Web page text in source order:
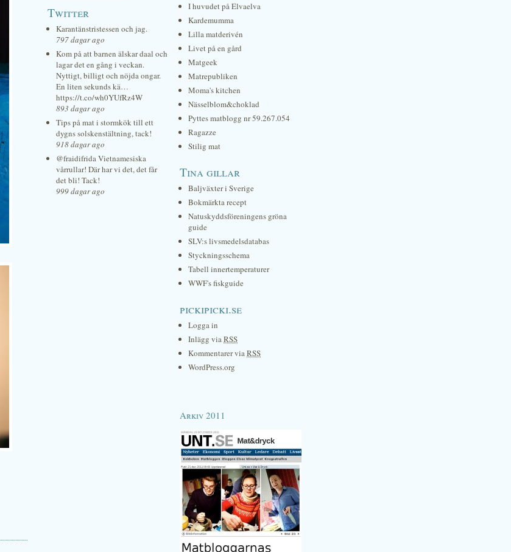
Twitter
Karantänstristessen och jag.
797 dagar ago
Kom på att barnen älskar daal och
lagar det en gång i veckan.
Nyttigt, billigt och nöjda ongar.
En liten sekunds kä…
https://t.co/wh0YUfRz4W
893 dagar ago
Tips på mat i stormkök till ett
dygns solskenstältning, tack!
918 dagar ago
@fraidifrida Vietnamesiska
vårrullar! Där har vi det, det får
det bli! Tack!
999 dagar ago
I huvudet på Elvaelva
Kardemumma
Lilla matderivén
Livet på en gård
Matgeek
Matrepubliken
Moma's kitchen
Nässelblom&choklad
Pyttes matblogg nr 59.267.054
Ragazze
Stilig mat
Tina gillar
Baljväxter i Sverige
Bokmärkta recept
Natuskyddsföreningens gröna
guide
SLV:s livsmedelsdatabas
Styckningsschema
Tabell innertemperaturer
WWF's fiskguide
pickipicki.se
Logga in
Inlägg viaRSS
Kommentarer viaRSS
WordPress.org
Arkiv 2011